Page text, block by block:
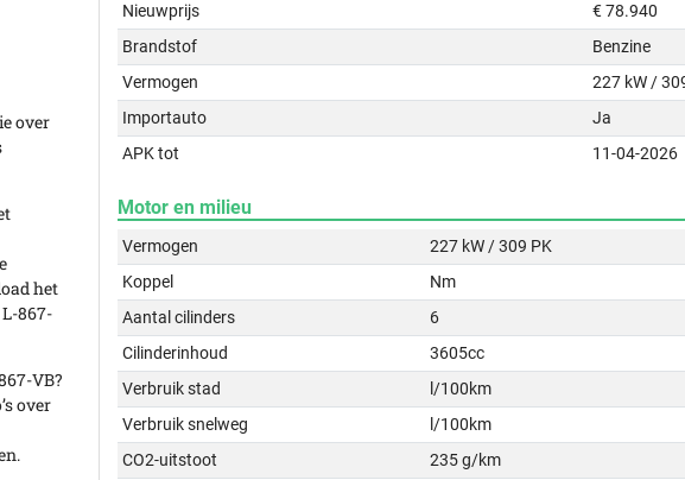
over
het
867-
VB?
over
Nieuwprijs
€ 78.940
Brandstof
Benzine
Vermogen
227 kW /
Importauto
Ja
APK tot
11-04-2026
Motor en milieu
Vermogen
227 kW / 309 PK
Koppel
Nm
Aantal cilinders
6
Cilinderinhoud
3605cc
Verbruik stad
l/100km
Verbruik snelweg
l/100km
CO2-uitstoot
235 g/km